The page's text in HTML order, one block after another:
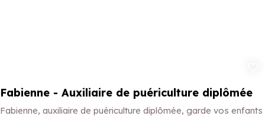
Fabienne - Auxiliaire de puériculture diplômée
Fabienne, auxiliaire de puériculture diplômée, garde vos enfants